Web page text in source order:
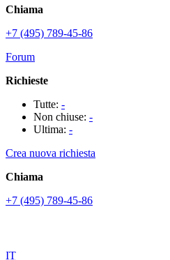
Chiama
+7 (495) 789-45-86
Forum
Richieste
Tutte: -
Non chiuse: -
Ultima: -
Crea nuova richiesta
Chiama
+7 (495) 789-45-86
IT